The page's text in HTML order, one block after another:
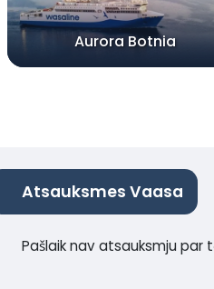
Aurora Botnia
Atsauksmes Vaasa
Pašlaik nav atsauksmju par